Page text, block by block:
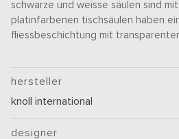
schwarze und weisse säulen sind
platinfarbenen tischsäulen haben
fliessbeschichtung mit
hersteller
knoll international
designer